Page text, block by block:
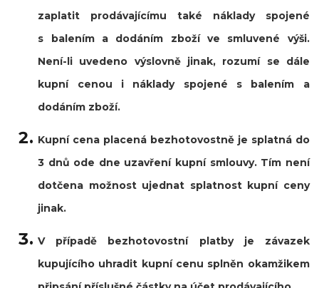
zaplatit prodávajícímu také náklady spojené
s balením a dodáním zboží ve smluvené výši.
Není-li uvedeno výslovně jinak, rozumí se dále
kupní cenou i náklady spojené s balením a
dodáním zboží.
Kupní cena placená bezhotovostně je splatná do
3 dnů ode dne uzavření kupní smlouvy. Tím není
dotčena možnost ujednat splatnost kupní ceny
jinak.
V případě bezhotovostní platby je závazek
kupujícího uhradit kupní cenu splněn okamžikem